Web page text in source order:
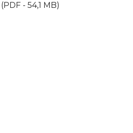
(PDF - 54,1 MB)